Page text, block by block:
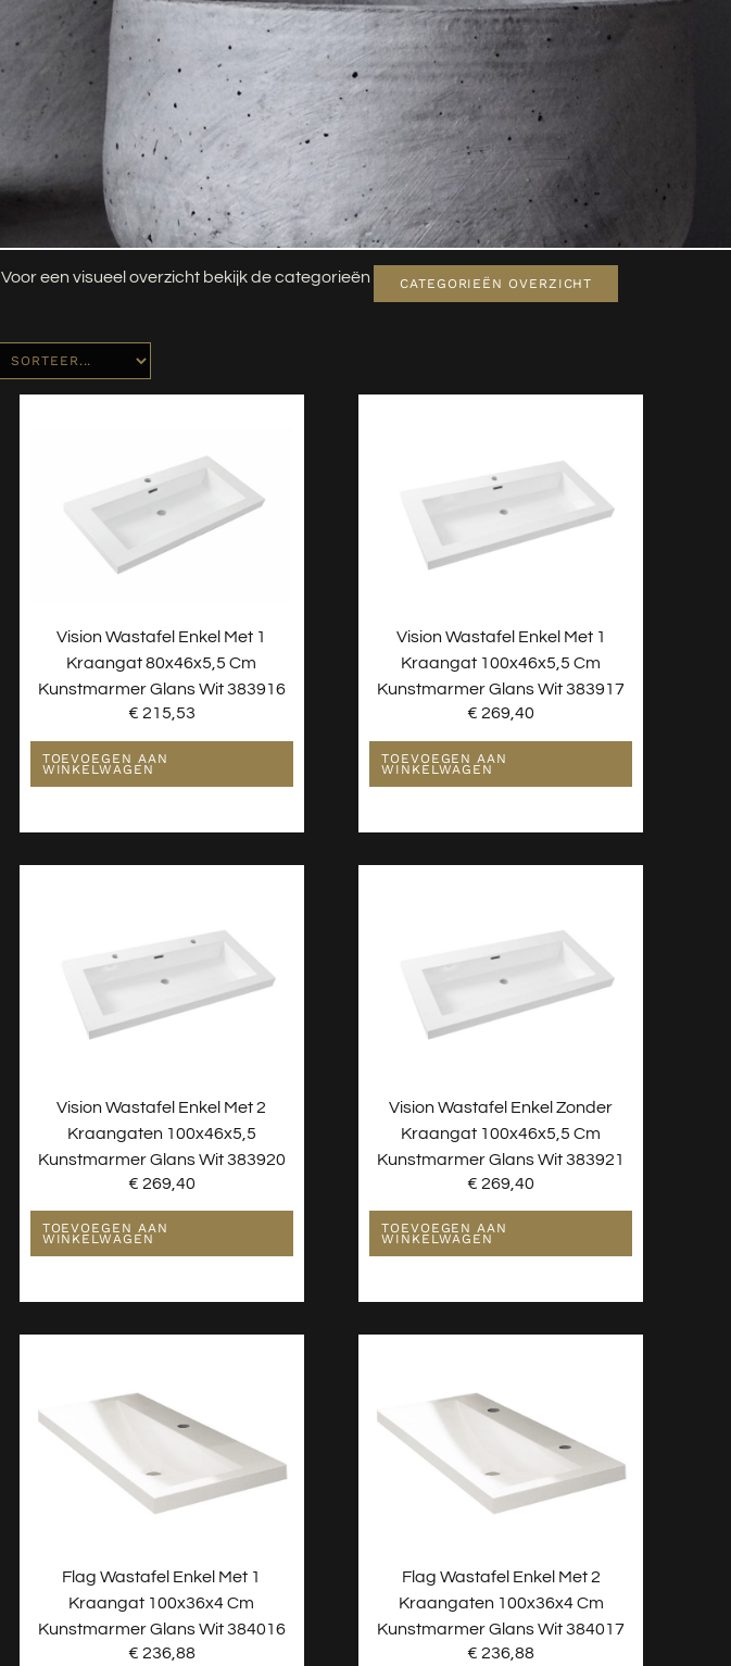
Voor een visueel overzicht bekijk de categorieën CATEGORIEËN OVERZICHT
Vision Wastafel Enkel Met 1
Kraangat 80x46x5,5 Cm
Kunstmarmer Glans Wit 383916
€ 215,53
TOEVOEGEN AAN
WINKELWAGEN
Vision Wastafel Enkel Met 1
Kraangat 100x46x5,5 Cm
Kunstmarmer Glans Wit 383917
€ 269,40
TOEVOEGEN AAN
WINKELWAGEN
Vision Wastafel Enkel Met 2
Kraangaten 100x46x5,5
Kunstmarmer Glans Wit 383920
€ 269,40
TOEVOEGEN AAN
WINKELWAGEN
Vision Wastafel Enkel Zonder
Kraangat 100x46x5,5 Cm
Kunstmarmer Glans Wit 383921
€ 269,40
TOEVOEGEN AAN
WINKELWAGEN
Flag Wastafel Enkel Met 1
Kraangat 100x36x4 Cm
Kunstmarmer Glans Wit 384016
€ 236,88
Flag Wastafel Enkel Met 2
Kraangaten 100x36x4 Cm
Kunstmarmer Glans Wit 384017
€ 236,88